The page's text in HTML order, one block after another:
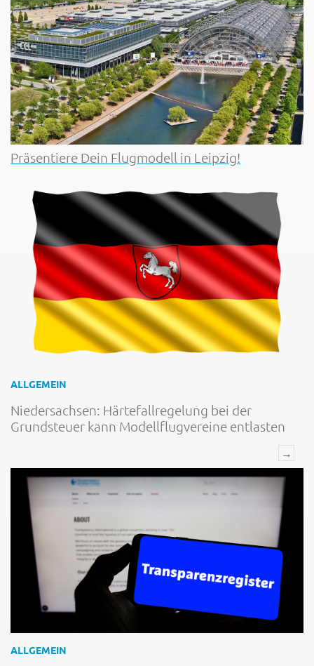
Präsentiere Dein Flugmodell in Leipzig!
ALLGEMEIN
Niedersachsen: Härtefallregelung bei der
Grundsteuer kann Modellflugvereine entlasten
→
ALLGEMEIN